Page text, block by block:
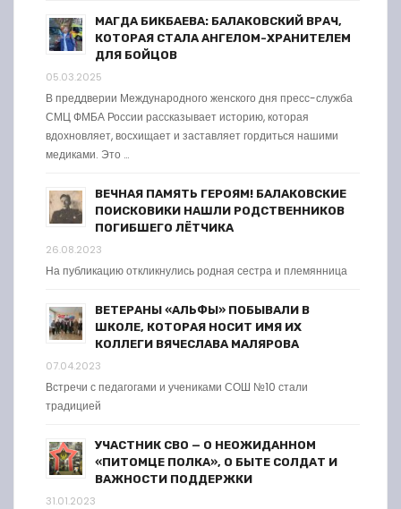
МАГДА БИКБАЕВА: БАЛАКОВСКИЙ ВРАЧ,
КОТОРАЯ СТАЛА АНГЕЛОМ-ХРАНИТЕЛЕМ
ДЛЯ БОЙЦОВ
05.03.2025
В преддверии Международного женского дня пресс-служба
СМЦ ФМБА России рассказывает историю, которая
вдохновляет, восхищает и заставляет гордиться нашими
медиками. Это …
ВЕЧНАЯ ПАМЯТЬ ГЕРОЯМ! БАЛАКОВСКИЕ
ПОИСКОВИКИ НАШЛИ РОДСТВЕННИКОВ
ПОГИБШЕГО ЛЁТЧИКА
26.08.2023
На публикацию откликнулись родная сестра и племянница
ВЕТЕРАНЫ «АЛЬФЫ» ПОБЫВАЛИ В
ШКОЛЕ, КОТОРАЯ НОСИТ ИМЯ ИХ
КОЛЛЕГИ ВЯЧЕСЛАВА МАЛЯРОВА
07.04.2023
Встречи с педагогами и учениками СОШ №10 стали
традицией
УЧАСТНИК СВО — О НЕОЖИДАННОМ
«ПИТОМЦЕ ПОЛКА», О БЫТЕ СОЛДАТ И
ВАЖНОСТИ ПОДДЕРЖКИ
31.01.2023